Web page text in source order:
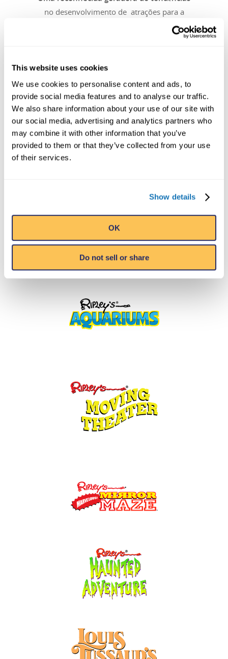
This website uses cookies
We use cookies to personalise content and ads, to
provide social media features and to analyse our traffic.
We also share information about your use of our site with
our social media, advertising and analytics partners who
may combine it with other information that you’ve
provided to them or that they’ve collected from your use
of their services.
Show details
OK
Do not sell or share
no desenvolvimento de atrações para a
possui,
TODAS AS MARCAS